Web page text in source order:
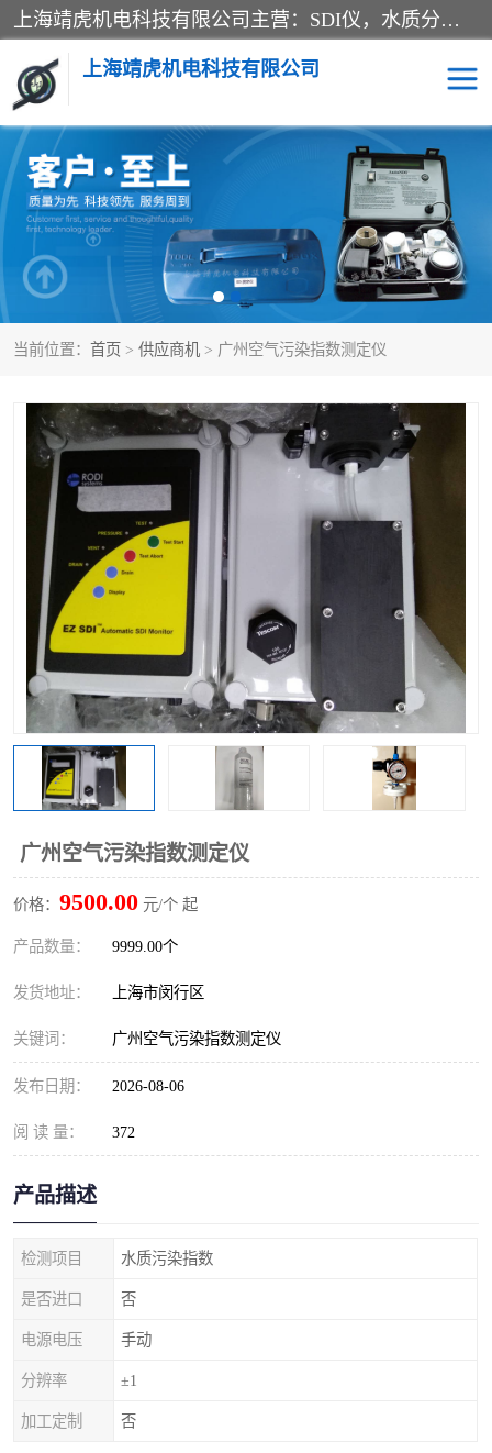
上海靖虎机电科技有限公司主营：SDI仪，水质分析仪，水质检测仪产品；上海靖虎机电科技有限公司在专业制造和研发等方面的强大的平台优势，利用自身在自动化仪表、自控系统及环保监测仪器的专长，以优良的技术，优越的产品质量和良好的服务质量与广大客户真诚合作。
上海靖虎机电科技有限公司
当前位置： 首页 > 供应商机 > 广州空气污染指数测定仪
广州空气污染指数测定仪
价格： 9500.00 元/个 起
产品数量： 9999.00个
发货地址： 上海市闵行区
关键词： 广州空气污染指数测定仪
发布日期： 2026-08-06
阅 读 量： 372
产品描述
检测项目 水质污染指数
是否进口 否
电源电压 手动
分辨率 ±1
加工定制 否
SDI仪 过滤膜过滤纸
PH电导测试笔 水质分析仪
水质检测仪 电导测试笔
PH电导测试仪